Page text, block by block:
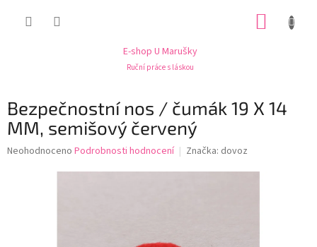
E-shop U Marušky
Ruční práce s láskou
Bezpečnostní nos / čumák 19 X 14
MM, semišový červený
Průměrné
Neohodnoceno Podrobnosti hodnocení Značka: dovoz